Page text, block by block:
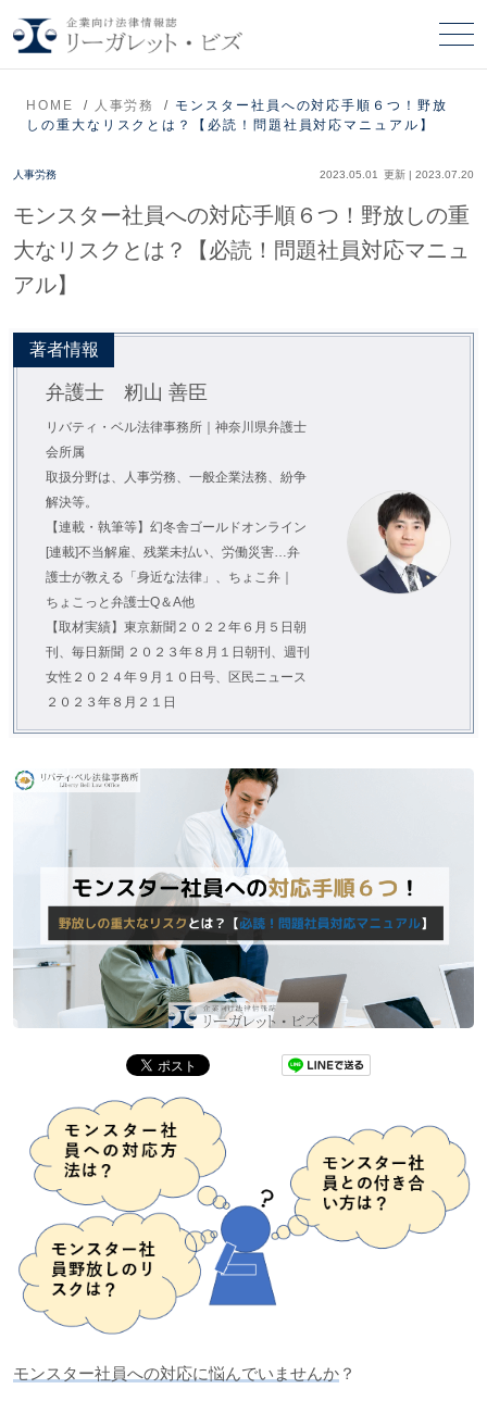
HOME 人事労務
モンスター社員への対応手順６つ！野放
しの重大なリスクとは？【必読！問題社員対応マニュアル】
人事労務 2023.05.01 更新 | 2023.07.20
モンスター社員への対応手順６つ！野放しの重
大なリスクとは？【必読！問題社員対応マニュ
アル】
著者情報
弁護士 籾山 善臣
リバティ・ベル法律事務所｜神奈川県弁護士
会所属
取扱分野は、人事労務、一般企業法務、紛争
解決等。
【連載・執筆等】幻冬舎ゴールドオンライン
[連載]不当解雇、残業未払い、労働災害…弁
護士が教える「身近な法律」、ちょこ弁｜
ちょこっと弁護士Q＆A他
【取材実績】東京新聞２０２２年６月５日朝
刊、毎日新聞 ２０２３年８月１日朝刊、週刊
女性２０２４年９月１０日号、区民ニュース
２０２３年８月２１日
モンスター社員への対応に悩んでいませんか ？